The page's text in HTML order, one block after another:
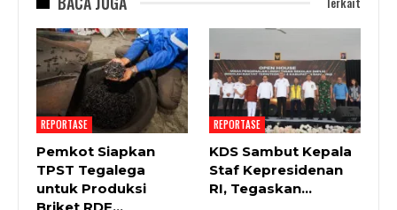
REPORTASE
Pemkot Siapkan
TPST Tegalega
untuk Produksi
REPORTASE
KDS Sambut Kepala
Staf Kepresidenan
RI, Tegaskan…